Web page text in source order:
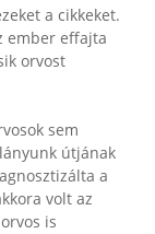
a cikkeket.
ember effajta
orvost
sem
útjának
a
volt az
is